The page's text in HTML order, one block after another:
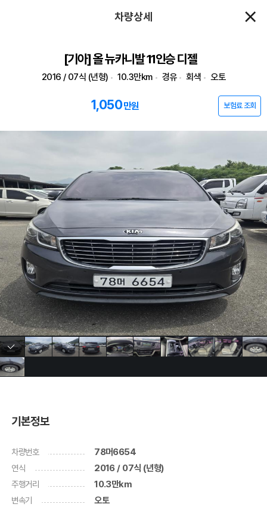
차량상세
[기아] 올 뉴카니발 11인승 디젤
2016 / 07식 (년형) 10.3만km 경유 회색 오토
1,050만원 보험료 조회
기본정보
차량번호 78머6654
연식 2016 / 07식 (년형)
주행거리 10.3만km
변속기 오토